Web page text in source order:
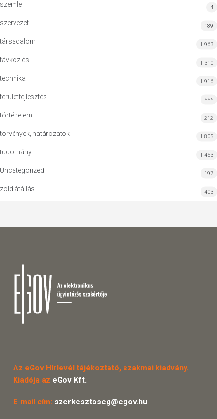
szemle 4
szervezet 189
társadalom 1 963
távközlés 1 310
technika 1 916
területfejlesztés 556
történelem 212
törvények, határozatok 1 805
tudomány 1 453
Uncategorized 197
zöld átállás 403
Az eGov Hírlevél tájékoztató, szakmai kiadvány.
Kiadója az eGov Kft.
E-mail cím: szerkesztoseg@egov.hu